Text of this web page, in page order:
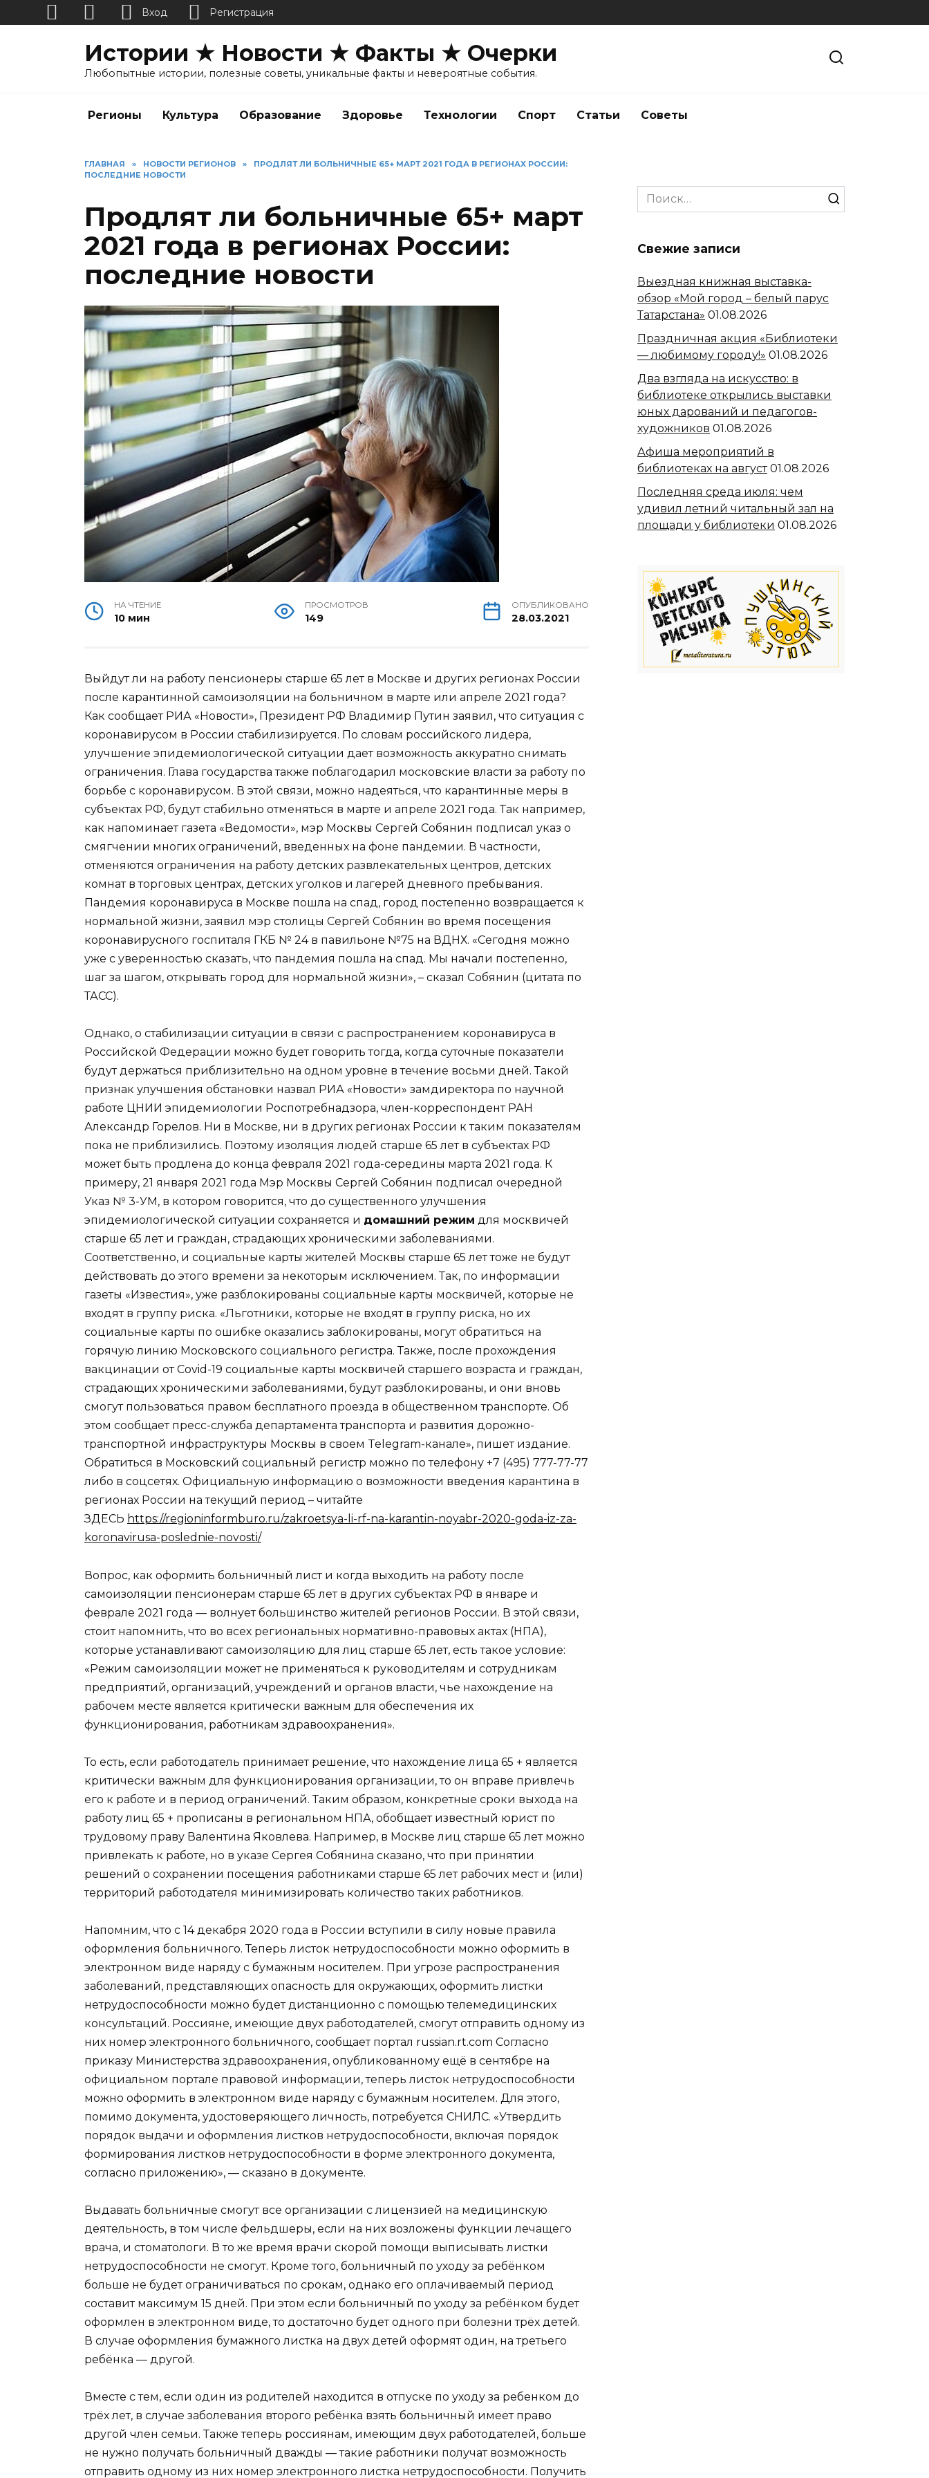
Истории ★ Новости ★ Факты ★ Очерки
Любопытные истории, полезные советы, уникальные факты и невероятные события.
Регионы Культура Образование Здоровье Технологии Спорт Статьи Советы
ГЛАВНАЯ » НОВОСТИ РЕГИОНОВ »
ПРОДЛЯТ ЛИ БОЛЬНИЧНЫЕ 65+ МАРТ 2021 ГОДА В РЕГИОНАХ РОССИИ:
ПОСЛЕДНИЕ НОВОСТИ
Продлят ли больничные 65+ март
2021 года в регионах России:
последние новости
НА ЧТЕНИЕ
10 мин
ПРОСМОТРОВ
149
ОПУБЛИКОВАНО
28.03.2021
Выйдут ли на работу пенсионеры старше 65 лет в Москве и других регионах России
после карантинной самоизоляции на больничном в марте или апреле 2021 года?
Как сообщает РИА «Новости», Президент РФ Владимир Путин заявил, что ситуация с
коронавирусом в России стабилизируется. По словам российского лидера,
улучшение эпидемиологической ситуации дает возможность аккуратно снимать
ограничения. Глава государства также поблагодарил московские власти за работу по
борьбе с коронавирусом. В этой связи, можно надеяться, что карантинные меры в
субъектах РФ, будут стабильно отменяться в марте и апреле 2021 года. Так например,
как напоминает газета «Ведомости», мэр Москвы Сергей Собянин подписал указ о
смягчении многих ограничений, введенных на фоне пандемии. В частности,
отменяются ограничения на работу детских развлекательных центров, детских
комнат в торговых центрах, детских уголков и лагерей дневного пребывания.
Пандемия коронавируса в Москве пошла на спад, город постепенно возвращается к
нормальной жизни, заявил мэр столицы Сергей Собянин во время посещения
коронавирусного госпиталя ГКБ № 24 в павильоне №75 на ВДНХ. «Сегодня можно
уже с уверенностью сказать, что пандемия пошла на спад. Мы начали постепенно,
шаг за шагом, открывать город для нормальной жизни», – сказал Собянин (цитата по
ТАСС).
Однако, о стабилизации ситуации в связи с распространением коронавируса в
Российской Федерации можно будет говорить тогда, когда суточные показатели
будут держаться приблизительно на одном уровне в течение восьми дней. Такой
признак улучшения обстановки назвал РИА «Новости» замдиректора по научной
работе ЦНИИ эпидемиологии Роспотребнадзора, член-корреспондент РАН
Александр Горелов. Ни в Москве, ни в других регионах России к таким показателям
пока не приблизились. Поэтому изоляция людей старше 65 лет в субъектах РФ
может быть продлена до конца февраля 2021 года-середины марта 2021 года. К
примеру, 21 января 2021 года Мэр Москвы Сергей Собянин подписал очередной
Указ № 3-УМ, в котором говорится, что до существенного улучшения
эпидемиологической ситуации сохраняется и домашний режим для москвичей
старше 65 лет и граждан, страдающих хроническими заболеваниями.
Соответственно, и социальные карты жителей Москвы старше 65 лет тоже не будут
действовать до этого времени за некоторым исключением. Так, по информации
газеты «Известия», уже разблокированы социальные карты москвичей, которые не
входят в группу риска. «Льготники, которые не входят в группу риска, но их
социальные карты по ошибке оказались заблокированы, могут обратиться на
горячую линию Московского социального регистра. Также, после прохождения
вакцинации от Covid-19 социальные карты москвичей старшего возраста и граждан,
страдающих хроническими заболеваниями, будут разблокированы, и они вновь
смогут пользоваться правом бесплатного проезда в общественном транспорте. Об
этом сообщает пресс-служба департамента транспорта и развития дорожно-
транспортной инфраструктуры Москвы в своем Telegram-канале», пишет издание.
Обратиться в Московский социальный регистр можно по телефону +7 (495) 777-77-77
либо в соцсетях. Официальную информацию о возможности введения карантина в
регионах России на текущий период – читайте
ЗДЕСЬ https://regioninformburo.ru/zakroetsya-li-rf-na-karantin-noyabr-2020-goda-iz-za-
koronavirusa-poslednie-novosti/
Вопрос, как оформить больничный лист и когда выходить на работу после
самоизоляции пенсионерам старше 65 лет в других субъектах РФ в январе и
феврале 2021 года — волнует большинство жителей регионов России. В этой связи,
стоит напомнить, что во всех региональных нормативно-правовых актах (НПА),
которые устанавливают самоизоляцию для лиц старше 65 лет, есть такое условие:
«Режим самоизоляции может не применяться к руководителям и сотрудникам
предприятий, организаций, учреждений и органов власти, чье нахождение на
рабочем месте является критически важным для обеспечения их
функционирования, работникам здравоохранения».
То есть, если работодатель принимает решение, что нахождение лица 65 + является
критически важным для функционирования организации, то он вправе привлечь
его к работе и в период ограничений. Таким образом, конкретные сроки выхода на
работу лиц 65 + прописаны в региональном НПА, обобщает известный юрист по
трудовому праву Валентина Яковлева. Например, в Москве лиц старше 65 лет можно
привлекать к работе, но в указе Сергея Собянина сказано, что при принятии
решений о сохранении посещения работниками старше 65 лет рабочих мест и (или)
территорий работодателя минимизировать количество таких работников.
Напомним, что с 14 декабря 2020 года в России вступили в силу новые правила
оформления больничного. Теперь листок нетрудоспособности можно оформить в
электронном виде наряду с бумажным носителем. При угрозе распространения
заболеваний, представляющих опасность для окружающих, оформить листки
нетрудоспособности можно будет дистанционно с помощью телемедицинских
консультаций. Россияне, имеющие двух работодателей, смогут отправить одному из
них номер электронного больничного, сообщает портал russian.rt.com Согласно
приказу Министерства здравоохранения, опубликованному ещё в сентябре на
официальном портале правовой информации, теперь листок нетрудоспособности
можно оформить в электронном виде наряду с бумажным носителем. Для этого,
помимо документа, удостоверяющего личность, потребуется СНИЛС. «Утвердить
порядок выдачи и оформления листков нетрудоспособности, включая порядок
формирования листков нетрудоспособности в форме электронного документа,
согласно приложению», — сказано в документе.
Выдавать больничные смогут все организации с лицензией на медицинскую
деятельность, в том числе фельдшеры, если на них возложены функции лечащего
врача, и стоматологи. В то же время врачи скорой помощи выписывать листки
нетрудоспособности не смогут. Кроме того, больничный по уходу за ребёнком
больше не будет ограничиваться по срокам, однако его оплачиваемый период
составит максимум 15 дней. При этом если больничный по уходу за ребёнком будет
оформлен в электронном виде, то достаточно будет одного при болезни трёх детей.
В случае оформления бумажного листка на двух детей оформят один, на третьего
ребёнка — другой.
Вместе с тем, если один из родителей находится в отпуске по уходу за ребенком до
трёх лет, в случае заболевания второго ребёнка взять больничный имеет право
другой член семьи. Также теперь россиянам, имеющим двух работодателей, больше
не нужно получать больничный дважды — такие работники получат возможность
отправить одному из них номер электронного листка нетрудоспособности. Получить
Search
for:
Свежие записи
Выездная книжная выставка-
обзор «Мой город – белый парус
Татарстана» 01.08.2026
Праздничная акция «Библиотеки
— любимому городу!» 01.08.2026
Два взгляда на искусство: в
библиотеке открылись выставки
юных дарований и педагогов-
художников 01.08.2026
Афиша мероприятий в
библиотеках на август 01.08.2026
Последняя среда июля: чем
удивил летний читальный зал на
площади у библиотеки 01.08.2026
Вход Регистрация